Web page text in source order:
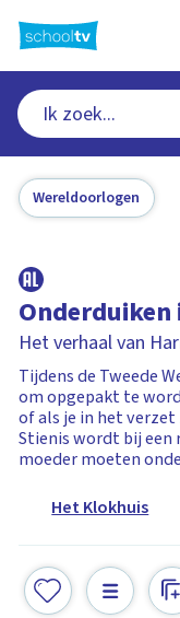
naar
hoofdinhoud
Wereldoorlogen
Het verhaal van
Tijdens de Tweede
om opgepakt te
of als je in het
Stienis wordt bij een
moeder moeten
Het Klokhuis